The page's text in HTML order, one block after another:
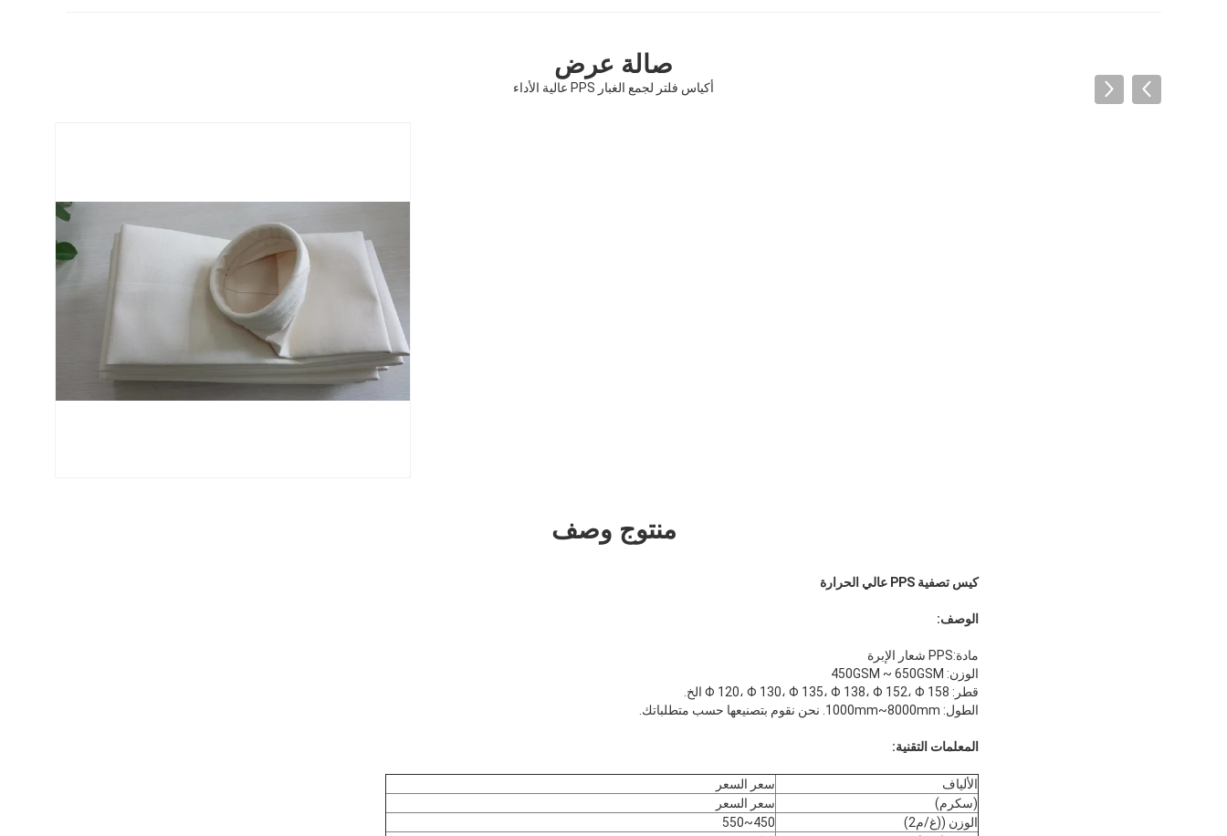
صالة عرض
أكياس فلتر لجمع الغبار PPS عالية الأداء
منتوج وصف
كيس تصفية PPS عالي الحرارة
الوصف:
مادة:PPS شعار الإبرة
الوزن: 450GSM ~ 650GSM
قطر: Φ 120، Φ 130، Φ 135، Φ 138، Φ 152، Φ 158 الخ.
الطول: 1000mm~8000mm. نحن نقوم بتصنيعها حسب متطلباتك.
المعلمات التقنية:
الألياف
سعر السعر
(سكرم)
سعر السعر
الوزن ((غ/م2)
450~550